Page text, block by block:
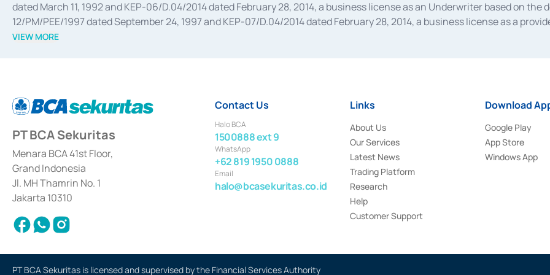
dated March 11, 1992 and KEP-06/D.04/2014 dated February 28, 2014, a business license as an Underwriter based on
12/PM/PEE/1997 dated September 24, 1997 and KEP-07/D.04/2014 dated February 28, 2014, a business license as a
divestments, and joint ventures based on the decree of the Financial Services Authority Number S-67/PM.21/2014 dated
Settlement of Commercial Paper Transactions whose license was issued in 2018.
VIEW MORE
PT BCA Sekuritas
Menara BCA 41st Floor,
Grand Indonesia
Jl. MH Thamrin No. 1
Jakarta 10310
Contact Us
Halo BCA
1500888 ext 9
WhatsApp
+62 819 1950 0888
Email
halo@bcasekuritas.co.id
Links
About Us
Our Services
Latest News
Trading Platform
Research
Help
Customer Support
Download
Google Play
App Store
Windows App
PT BCA Sekuritas is licensed and supervised by the Financial Services Authority